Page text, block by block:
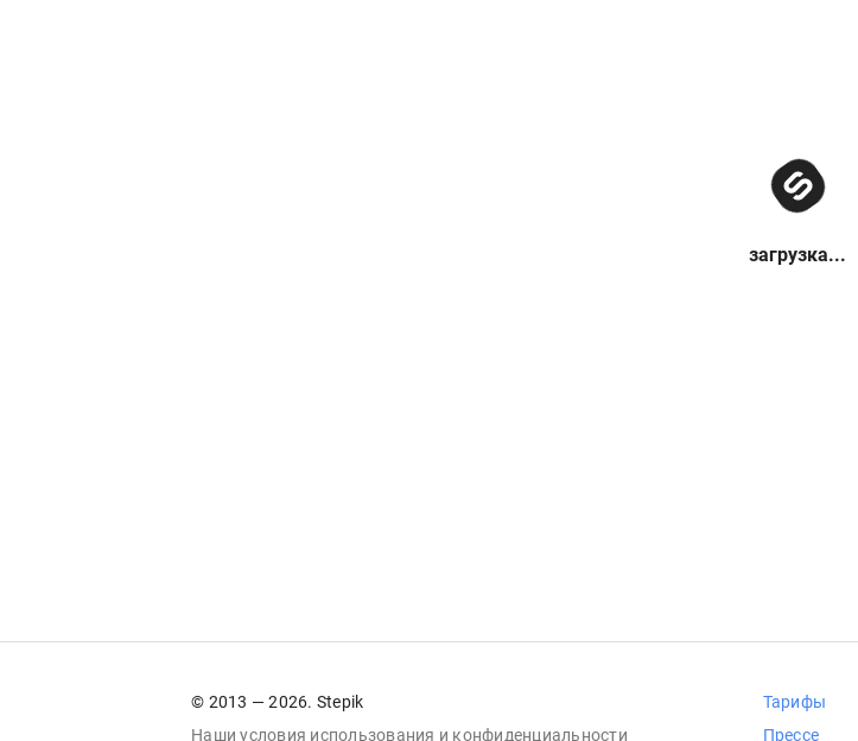
загрузка...
© 2013 — 2026. Stepik
Наши условия использования и конфиденциальности
Тарифы
Прессе